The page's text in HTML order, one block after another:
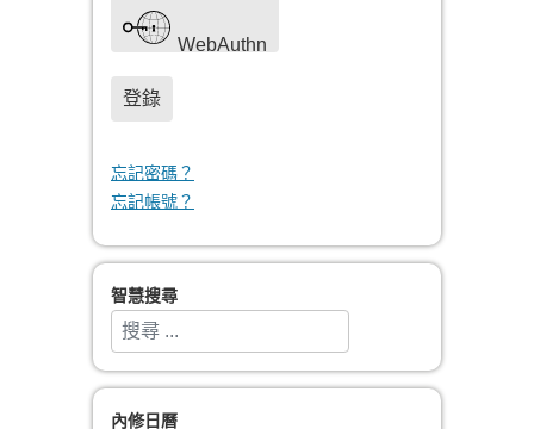
WebAuthn
登錄
忘記密碼？
忘記帳號？
智慧搜尋
搜索
Type 2 or more characters for results.
內修日曆